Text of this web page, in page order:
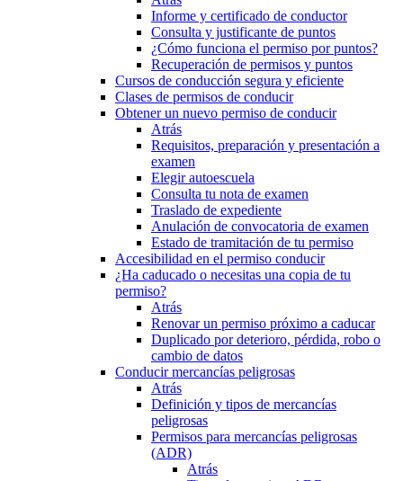
Informe y certificado de conductor
Consulta y justificante de puntos
¿Cómo funciona el permiso por puntos?
Recuperación de permisos y puntos
Cursos de conducción segura y eficiente
Clases de permisos de conducir
Obtener un nuevo permiso de conducir
Atrás
Requisitos, preparación y presentación a
examen
Elegir autoescuela
Consulta tu nota de examen
Traslado de expediente
Anulación de convocatoria de examen
Estado de tramitación de tu permiso
Accesibilidad en el permiso conducir
¿Ha caducado o necesitas una copia de tu
permiso?
Atrás
Renovar un permiso próximo a caducar
Duplicado por deterioro, pérdida, robo o
cambio de datos
Conducir mercancías peligrosas
Atrás
Definición y tipos de mercancías
peligrosas
Permisos para mercancías peligrosas
(ADR)
Atrás